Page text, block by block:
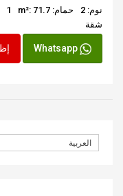
نوم: 2 حمام: 1 m²: 71.7
شقة
العربية